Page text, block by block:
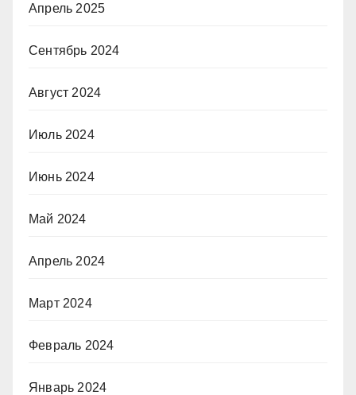
Апрель 2025
Сентябрь 2024
Август 2024
Июль 2024
Июнь 2024
Май 2024
Апрель 2024
Март 2024
Февраль 2024
Январь 2024